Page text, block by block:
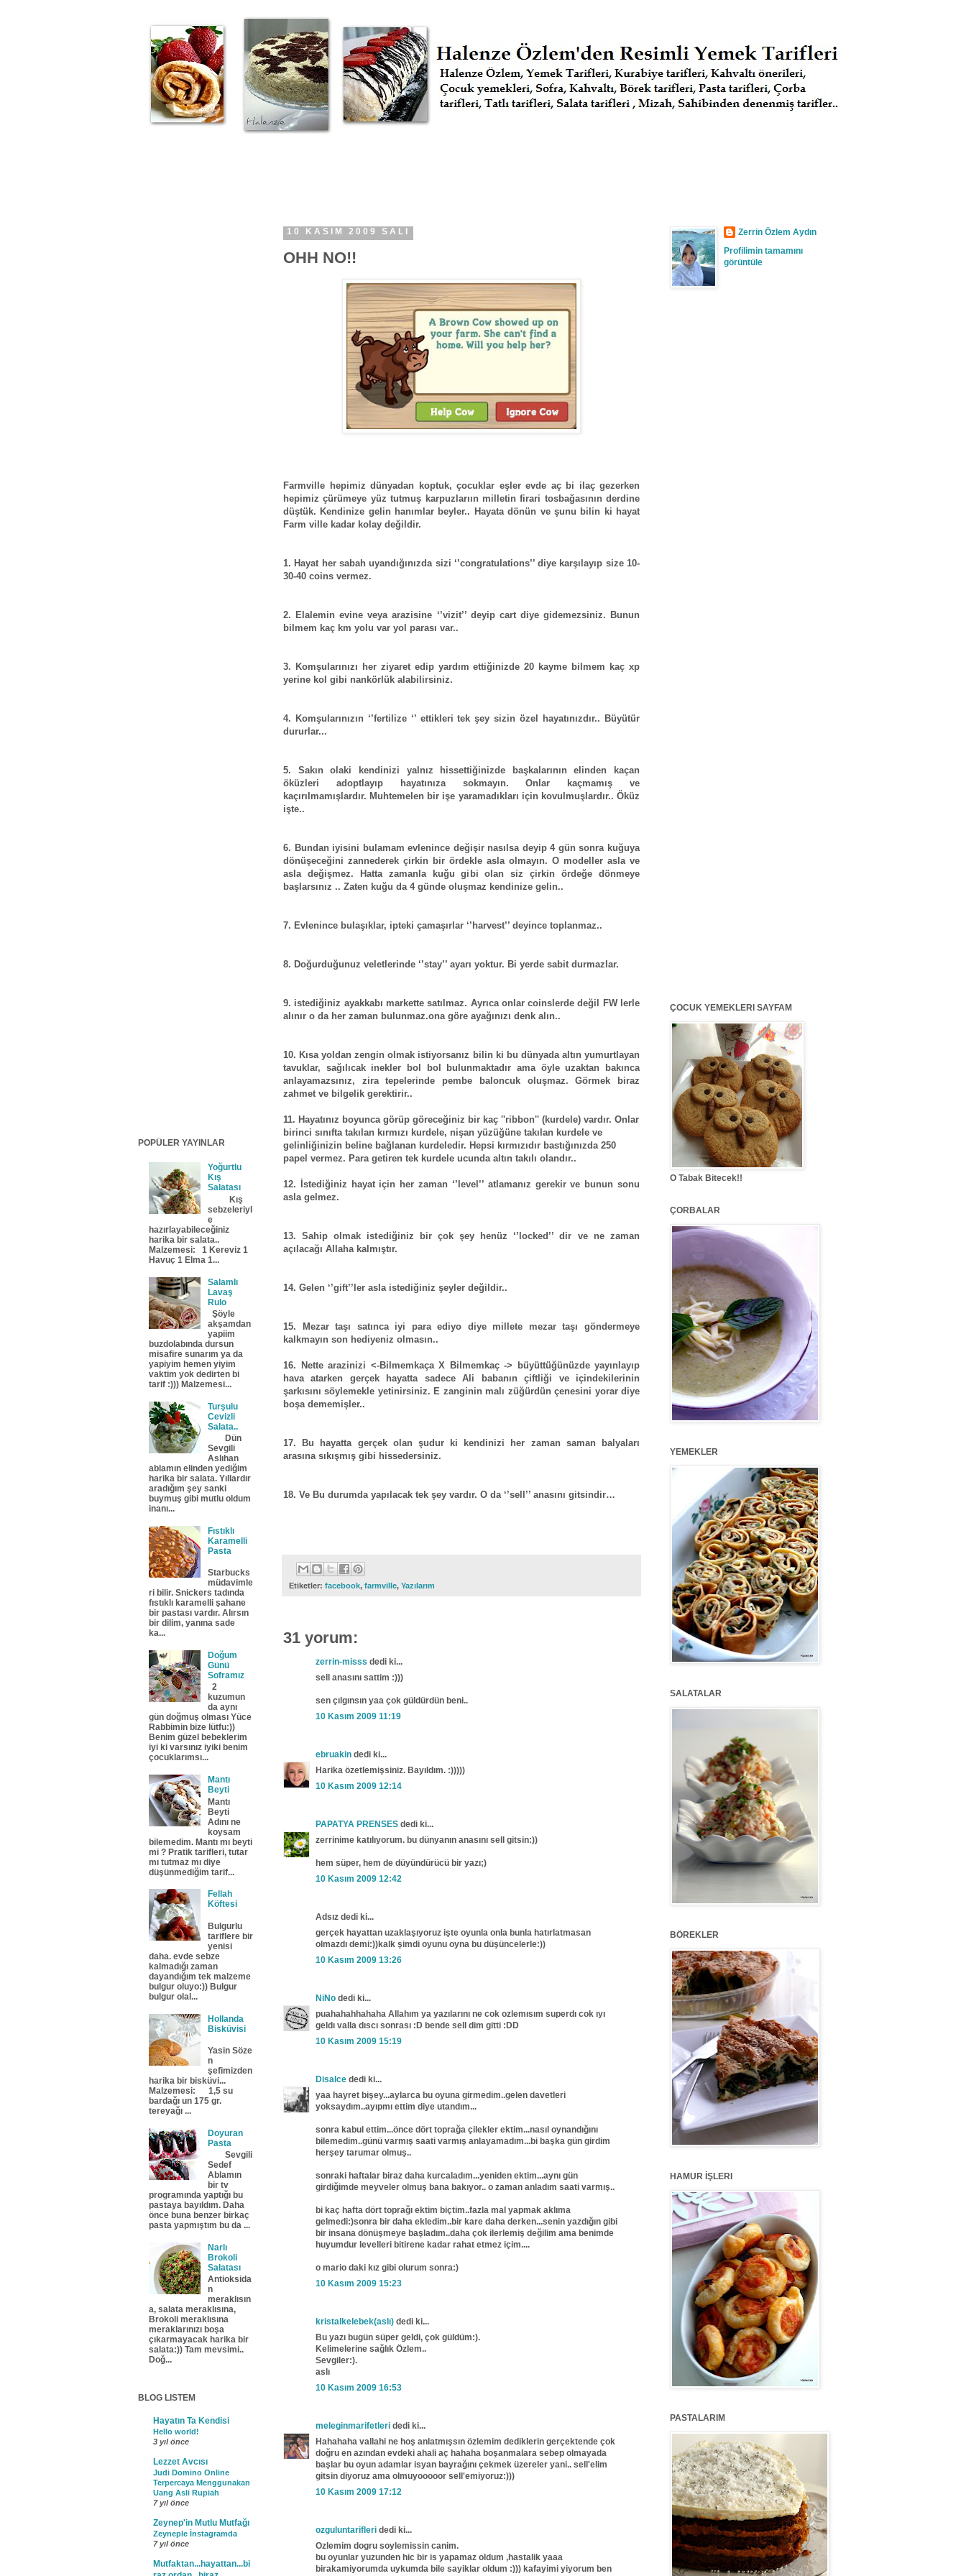
10 KASIM 2009 SALI
OHH NO!!
Farmville hepimiz dünyadan koptuk, çocuklar eşler evde aç bi ilaç gezerken
hepimiz çürümeye yüz tutmuş karpuzlarıın milletin firari tosbağasının derdine
düştük. Kendinize gelin hanımlar beyler.. Hayata dönün ve şunu bilin ki hayat
Farm ville kadar kolay değildir.
1. Hayat her sabah uyandığınızda sizi ‘’congratulations’’ diye karşılayıp size 10-
30-40 coins vermez.
2. Elalemin evine veya arazisine ‘’vizit’’ deyip cart diye gidemezsiniz. Bunun
bilmem kaç km yolu var yol parası var..
3. Komşularınızı her ziyaret edip yardım ettiğinizde 20 kayme bilmem kaç xp
yerine kol gibi nankörlük alabilirsiniz.
4. Komşularınızın ‘’fertilize ‘’ ettikleri tek şey sizin özel hayatınızdır.. Büyütür
dururlar...
5. Sakın olaki kendinizi yalnız hissettiğinizde başkalarının elinden kaçan
öküzleri adoptlayıp hayatınıza sokmayın. Onlar kaçmamış ve
kaçırılmamışlardır. Muhtemelen bir işe yaramadıkları için kovulmuşlardır.. Öküz
işte..
6. Bundan iyisini bulamam evlenince değişir nasılsa deyip 4 gün sonra kuğuya
dönüşeceğini zannederek çirkin bir ördekle asla olmayın. O modeller asla ve
asla değişmez. Hatta zamanla kuğu gibi olan siz çirkin ördeğe dönmeye
başlarsınız .. Zaten kuğu da 4 günde oluşmaz kendinize gelin..
7. Evlenince bulaşıklar, ipteki çamaşırlar ‘’harvest’’ deyince toplanmaz..
8. Doğurduğunuz veletlerinde ‘’stay’’ ayarı yoktur. Bi yerde sabit durmazlar.
9. istediğiniz ayakkabı markette satılmaz. Ayrıca onlar coinslerde değil FW lerle
alınır o da her zaman bulunmaz.ona göre ayağınızı denk alın..
10. Kısa yoldan zengin olmak istiyorsanız bilin ki bu dünyada altın yumurtlayan
tavuklar, sağılıcak inekler bol bol bulunmaktadır ama öyle uzaktan bakınca
anlayamazsınız, zira tepelerinde pembe baloncuk oluşmaz. Görmek biraz
zahmet ve bilgelik gerektirir..
11. Hayatınız boyunca görüp göreceğiniz bir kaç ''ribbon'' (kurdele) vardır. Onlar
birinci sınıfta takılan kırmızı kurdele, nişan yüzüğüne takılan kurdele ve
gelinliğinizin beline bağlanan kurdeledir. Hepsi kırmızıdır bastığınızda 250
papel vermez. Para getiren tek kurdele ucunda altın takılı olandır..
12. İstediğiniz hayat için her zaman ‘’level’’ atlamanız gerekir ve bunun sonu
asla gelmez.
13. Sahip olmak istediğiniz bir çok şey henüz ‘’locked’’ dir ve ne zaman
açılacağı Allaha kalmıştır.
14. Gelen ‘’gift’’ler asla istediğiniz şeyler değildir..
15. Mezar taşı satınca iyi para ediyo diye millete mezar taşı göndermeye
kalkmayın son hediyeniz olmasın..
16. Nette arazinizi <-Bilmemkaça X Bilmemkaç -> büyüttüğünüzde yayınlayıp
hava atarken gerçek hayatta sadece Ali babanın çiftliği ve içindekilerinin
şarkısını söylemekle yetinirsiniz. E zanginin malı züğürdün çenesini yorar diye
boşa dememişler..
17. Bu hayatta gerçek olan şudur ki kendinizi her zaman saman balyaları
arasına sıkışmış gibi hissedersiniz.
18. Ve Bu durumda yapılacak tek şey vardır. O da ‘’sell’’ anasını gitsindir…
Etiketler: facebook, farmville, Yazılarım
31 yorum:
zerrin-misss dedi ki...
sell anasını sattim :)))
sen çılgınsın yaa çok güldürdün beni..
10 Kasım 2009 11:19
ebruakin dedi ki...
Harika özetlemişsiniz. Bayıldım. :)))))
10 Kasım 2009 12:14
PAPATYA PRENSES dedi ki...
zerrinime katılıyorum. bu dünyanın anasını sell gitsin:))
hem süper, hem de düyündürücü bir yazı;)
10 Kasım 2009 12:42
Adsız dedi ki...
gerçek hayattan uzaklaşıyoruz işte oyunla onla bunla hatırlatmasan
olmazdı demi:))kalk şimdi oyunu oyna bu düşüncelerle:))
10 Kasım 2009 13:26
NiNo dedi ki...
puahahahhahaha Allahım ya yazılarını ne cok ozlemısım superdı cok ıyı
geldı valla dıscı sonrası :D bende sell dim gitti :DD
10 Kasım 2009 15:19
Disalce dedi ki...
yaa hayret bişey...aylarca bu oyuna girmedim..gelen davetleri
yoksaydım..ayıpmı ettim diye utandım...
sonra kabul ettim...önce dört toprağa çilekler ektim...nasıl oynandığını
bilemedim..günü varmış saati varmış anlayamadım...bi başka gün girdim
herşey tarumar olmuş..
sonraki haftalar biraz daha kurcaladım...yeniden ektim...aynı gün
girdiğimde meyveler olmuş bana bakıyor.. o zaman anladım saati varmış..
bi kaç hafta dört toprağı ektim biçtim..fazla mal yapmak aklıma
gelmedi:)sonra bir daha ekledim..bir kare daha derken...senin yazdığın gibi
bir insana dönüşmeye başladım..daha çok ilerlemiş değilim ama benimde
huyumdur levelleri bitirene kadar rahat etmez içim....
o mario daki kız gibi olurum sonra:)
10 Kasım 2009 15:23
kristalkelebek(aslı) dedi ki...
Bu yazı bugün süper geldi, çok güldüm:).
Kelimelerine sağlık Özlem..
Sevgiler:).
aslı
10 Kasım 2009 16:53
meleginmarifetleri dedi ki...
Hahahaha vallahi ne hoş anlatmışsın özlemim dediklerin gerçektende çok
doğru en azından evdeki ahali aç hahaha boşanmalara sebep olmayada
başlar bu oyun adamlar isyan bayrağını çekmek üzereler yani.. sell'elim
gitsin diyoruz ama olmuyooooor sell'emiyoruz:)))
10 Kasım 2009 17:12
ozguluntarifleri dedi ki...
Ozlemim dogru soylemissin canim.
bu oyunlar yuzunden hic bir is yapamaz oldum ,hastalik yaaa
birakamiyorumda uykumda bile sayiklar oldum :))) kafayimi yiyorum ben
POPÜLER YAYINLAR
Yoğurtlu
Kış
Salatası
Kış
sebzeleriyl
e
hazırlayabileceğiniz
harika bir salata..
Malzemesi: 1 Kereviz 1
Havuç 1 Elma 1...
Salamlı
Lavaş
Rulo
Şöyle
akşamdan
yapiim
buzdolabında dursun
misafire sunarım ya da
yapiyim hemen yiyim
vaktim yok dedirten bi
tarif :))) Malzemesi...
Turşulu
Cevizli
Salata..
Dün
Sevgili
Aslıhan
ablamın elinden yediğim
harika bir salata. Yıllardır
aradığım şey sanki
buymuş gibi mutlu oldum
inanı...
Fıstıklı
Karamelli
Pasta
Starbucks
müdavimle
ri bilir. Snickers tadında
fıstıklı karamelli şahane
bir pastası vardır. Alırsın
bir dilim, yanına sade
ka...
Doğum
Günü
Soframız
2
kuzumun
da aynı
gün doğmuş olması Yüce
Rabbimin bize lütfu:))
Benim güzel bebeklerim
iyi ki varsınız iyiki benim
çocuklarımsı...
Mantı
Beyti
Mantı
Beyti
Adını ne
koysam
bilemedim. Mantı mı beyti
mi ? Pratik tarifleri, tutar
mı tutmaz mı diye
düşünmediğim tarif...
Fellah
Köftesi
Bulgurlu
tariflere bir
yenisi
daha. evde sebze
kalmadığı zaman
dayandığım tek malzeme
bulgur oluyo:)) Bulgur
bulgur olal...
Hollanda
Bisküvisi
Yasin Söze
n
şefimizden
harika bir bisküvi...
Malzemesi: 1,5 su
bardağı un 175 gr.
tereyağı ...
Doyuran
Pasta
Sevgili
Sedef
Ablamın
bir tv
programında yaptığı bu
pastaya bayıldım. Daha
önce buna benzer birkaç
pasta yapmıştım bu da ...
Narlı
Brokoli
Salatası
Antioksida
n
meraklısın
a, salata meraklısına,
Brokoli meraklısına
meraklarınızı boşa
çıkarmayacak harika bir
salata:)) Tam mevsimi..
Doğ...
BLOG LISTEM
Hayatın Ta Kendisi
Hello world!
3 yıl önce
Lezzet Avcısı
Judi Domino Online
Terpercaya Menggunakan
Uang Asli Rupiah
7 yıl önce
Zeynep'in Mutlu Mutfağı
Zeyneple İnstagramda
7 yıl önce
Mutfaktan...hayattan...bi
Zerrin Özlem Aydın
Profilimin tamamını
görüntüle
ÇOCUK YEMEKLERI SAYFAM
O Tabak Bitecek!!
ÇORBALAR
YEMEKLER
SALATALAR
BÖREKLER
HAMUR İŞLERI
PASTALARIM